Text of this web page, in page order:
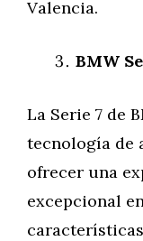
Valencia.
BMW
La Serie 7 de
tecnología de
ofrecer una
excepcional